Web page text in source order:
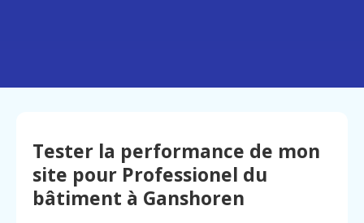
Tester la performance de mon
site pour Professionel du
bâtiment à Ganshoren